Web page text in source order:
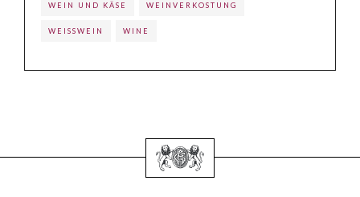
WEIN UND KÄSE WEINVERKOSTUNG
WEISSWEIN WINE